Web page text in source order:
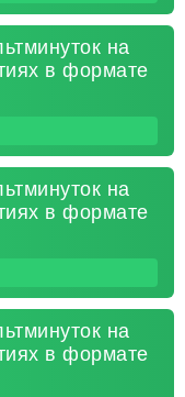
на
в формате
на
в формате
на
в формате